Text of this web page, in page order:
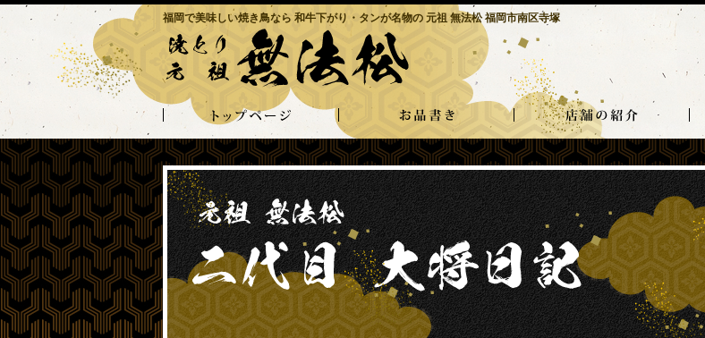
福岡で美味しい焼き鳥なら 和牛下がり・タンが名物の 元祖 無法松 福岡市南区寺塚